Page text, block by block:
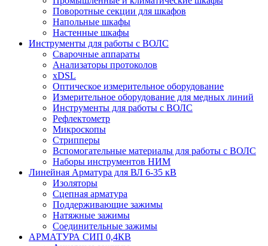
Поворотные секции для шкафов
Напольные шкафы
Настенные шкафы
Инструменты для работы с ВОЛС
Сварочные аппараты
Анализаторы протоколов
xDSL
Оптическое измерительное оборудование
Измерительное оборудование для медных линий
Инструменты для работы с ВОЛС
Рефлектометр
Микроскопы
Стрипперы
Вспомогательные материалы для работы с ВОЛС
Наборы инструментов НИМ
Линейная Арматура для ВЛ 6-35 кВ
Изоляторы
Сцепная арматура
Поддерживающие зажимы
Натяжные зажимы
Соединительные зажимы
АРМАТУРА СИП 0,4КВ